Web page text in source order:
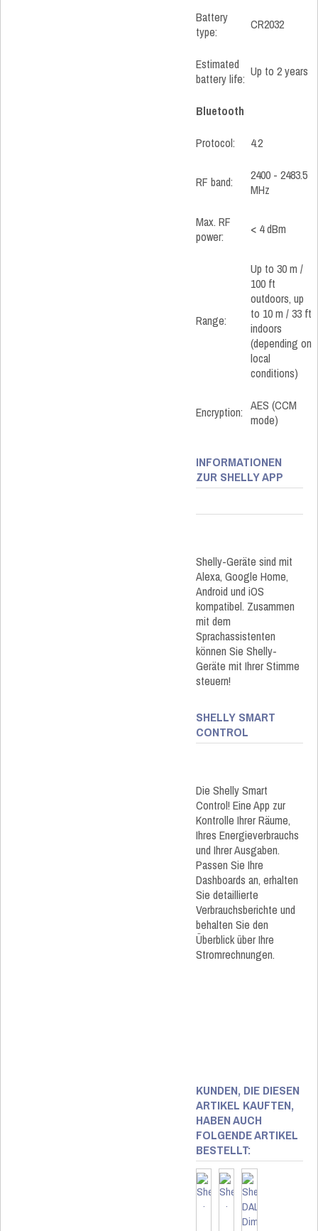
Battery
type:
CR2032
Estimated
battery life: Up to 2 years
Bluetooth
Protocol: 4.2
RF band:
2400 - 2483.5
MHz
Max. RF
power:
< 4 dBm
Range:
Up to 30 m /
100 ft
outdoors, up
to 10 m / 33 ft
indoors
(depending on
local
conditions)
Encryption: AES (CCM
mode)
INFORMATIONEN
ZUR SHELLY APP
Shelly-Geräte sind mit
Alexa, Google Home,
Android und iOS
kompatibel. Zusammen
mit dem
Sprachassistenten
können Sie Shelly-
Geräte mit Ihrer Stimme
steuern!
SHELLY SMART
CONTROL
Die Shelly Smart
Control! Eine App zur
Kontrolle Ihrer Räume,
Ihres Energieverbrauchs
und Ihrer Ausgaben.
Passen Sie Ihre
Dashboards an, erhalten
Sie detaillierte
Verbrauchsberichte und
behalten Sie den
Überblick über Ihre
Stromrechnungen.
KUNDEN, DIE DIESEN
ARTIKEL KAUFTEN,
HABEN AUCH
FOLGENDE ARTIKEL
BESTELLT: